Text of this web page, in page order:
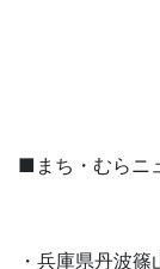
■まち・むらニ
・兵庫県丹波